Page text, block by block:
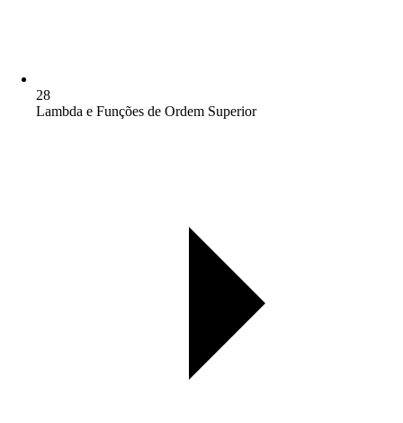
28
Lambda e Funções de Ordem Superior